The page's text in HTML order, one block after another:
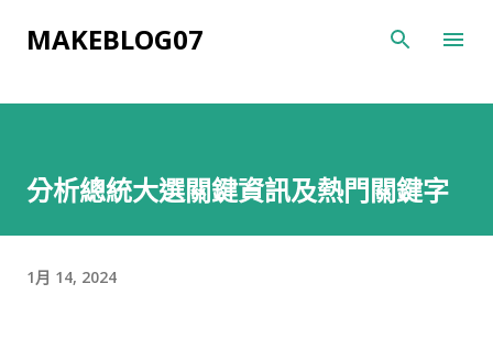
跳到主要內容
MAKEBLOG07
分析總統大選關鍵資訊及熱門關鍵字
1月 14, 2024